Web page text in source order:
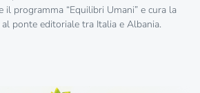
il programma “Equilibri Umani” e cura la
al ponte editoriale tra Italia e Albania.